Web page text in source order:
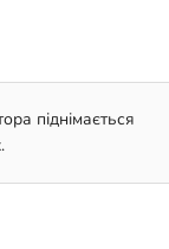
піднімається